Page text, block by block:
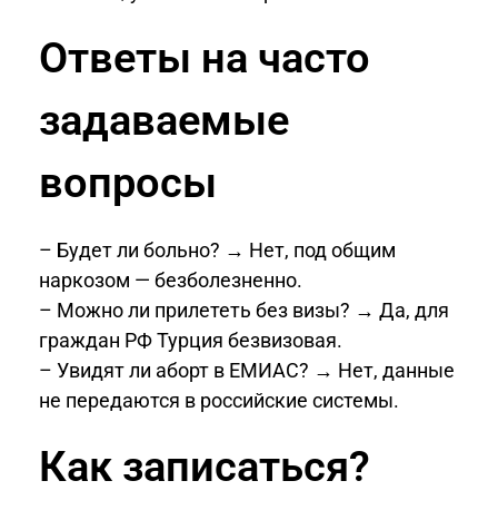
Ответы на часто
задаваемые
вопросы
– Будет ли больно? → Нет, под общим
наркозом — безболезненно.
– Можно ли прилететь без визы? → Да, для
граждан РФ Турция безвизовая.
– Увидят ли аборт в ЕМИАС? → Нет, данные
не передаются в российские системы.
Как записаться?